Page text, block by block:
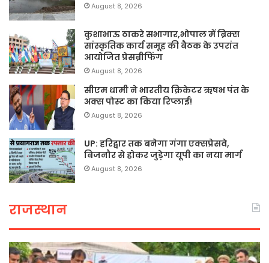
August 8, 2026
कुशाभाऊ ठाकरे सभागार,भोपाल में ब्रिक्स
सांस्कृतिक कार्य समूह की बैठक के उपरांत
आयोजित प्रेसब्रीफिंग
August 8, 2026
सीएम धामी ने भारतीय क्रिकेटर ऋषभ पंत के
अक्स पोस्ट का किया रिप्लाई!
August 8, 2026
UP: हरिद्वार तक बनेगा गंगा एक्सप्रेसवे,
बिजनौर से होकर जुड़ेगा यूपी का नया मार्ग
August 8, 2026
राजस्थान